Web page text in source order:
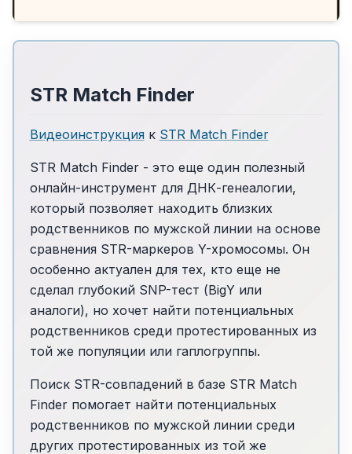
STR Match Finder
Видеоинструкцияк STR Match Finder
STR Match Finder - это еще один полезный
онлайн-инструмент для ДНК-генеалогии,
который позволяет находить близких
родственников по мужской линии на основе
сравнения STR-маркеров Y-хромосомы. Он
особенно актуален для тех, кто еще не
сделал глубокий SNP-тест (BigY или
аналоги), но хочет найти потенциальных
родственников среди протестированных из
той же популяции или гаплогруппы.
Поиск STR-совпадений в базе STR Match
Finder помогает найти потенциальных
родственников по мужской линии среди
других протестированных из той же